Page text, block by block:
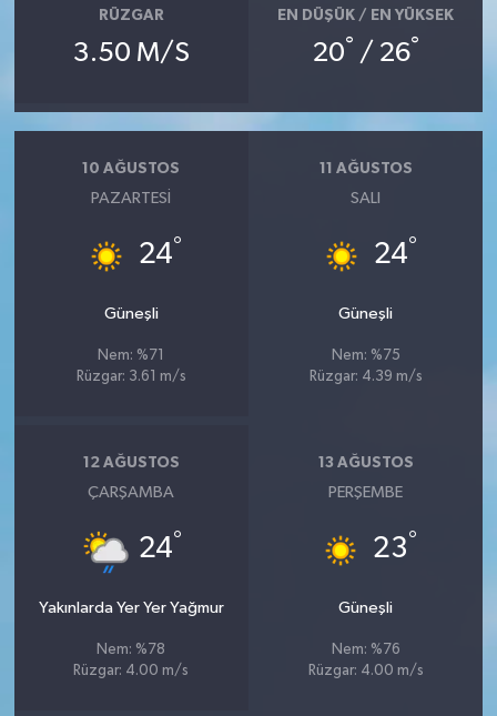
RÜZGAR
3.50 M/S
EN DÜŞÜK / EN YÜKSEK
20° / 26°
10 AĞUSTOS
PAZARTESI
24°
Güneşli
Nem: %71
Rüzgar: 3.61 m/s
11 AĞUSTOS
SALI
24°
Güneşli
Nem: %75
Rüzgar: 4.39 m/s
12 AĞUSTOS
ÇARŞAMBA
24°
Yakınlarda Yer Yer Yağmur
Nem: %78
Rüzgar: 4.00 m/s
13 AĞUSTOS
PERŞEMBE
23°
Güneşli
Nem: %76
Rüzgar: 4.00 m/s